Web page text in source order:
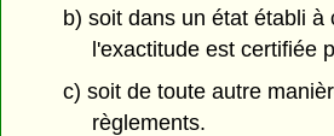
b) soit dans un état établi à
l'exactitude est certifiée
c) soit de toute autre
règlements.